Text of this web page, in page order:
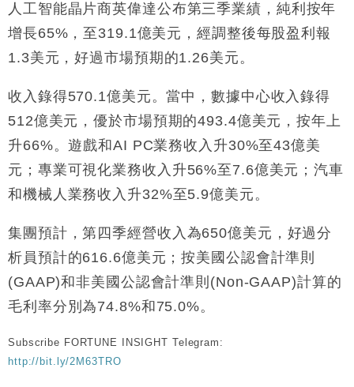
15:59
財經｜SA售股自救後再出手 斥4億美元押注未上市公
司
18:31
財經｜華僑銀行上半年淨利創新高 中期息增15%至
47仙
17:33
財經｜滙豐上調香港今年GDP預測至4.5% 看好貿易
及消費表現
16:47
本地｜假冒內地執法人員要求交「保證金」 43歲女子
損失近6900萬元
16:05
財經｜日經失守6.5萬點後回穩 全周仍升近2%
粦接任
15:11
財經｜韓股反覆波動收跌 連挫7周創逾3年最長跌勢
13:44
財經｜內地7月美元計價出口增近24%勝預期 貿易順
差達1125億美元
日圓干預創新高
11:12
國際｜特朗普料美伊戰事快結束 承認部分彈藥庫存緊
人工智能晶片商英偉達公布第三季業績，純利按年
增長65%，至319.1億美元，經調整後每股盈利報
1.3美元，好過市場預期的1.26美元。
收入錄得570.1億美元。當中，數據中心收入錄得
512億美元，優於市場預期的493.4億美元，按年上
升66%。遊戲和AI PC業務收入升30%至43億美
元；專業可視化業務收入升56%至7.6億美元；汽車
和機械人業務收入升32%至5.9億美元。
集團預計，第四季經營收入為650億美元，好過分
析員預計的616.6億美元；按美國公認會計準則
(GAAP)和非美國公認會計準則(Non-GAAP)計算的
毛利率分別為74.8%和75.0%。
Subscribe FORTUNE INSIGHT Telegram:
http://bit.ly/2M63TRO